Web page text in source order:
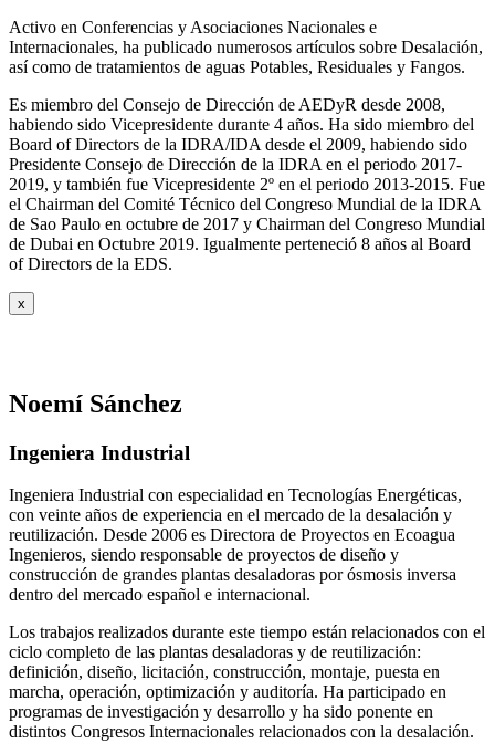
Activo en Conferencias y Asociaciones Nacionales e
Internacionales, ha publicado numerosos artículos sobre Desalación,
así como de tratamientos de aguas Potables, Residuales y Fangos.
Es miembro del Consejo de Dirección de AEDyR desde 2008,
habiendo sido Vicepresidente durante 4 años. Ha sido miembro del
Board of Directors de la IDRA/IDA desde el 2009, habiendo sido
Presidente Consejo de Dirección de la IDRA en el periodo 2017-
2019, y también fue Vicepresidente 2º en el periodo 2013-2015. Fue
el Chairman del Comité Técnico del Congreso Mundial de la IDRA
de Sao Paulo en octubre de 2017 y Chairman del Congreso Mundial
de Dubai en Octubre 2019. Igualmente perteneció 8 años al Board
of Directors de la EDS.
x
Noemí Sánchez
Ingeniera Industrial
Ingeniera Industrial con especialidad en Tecnologías Energéticas,
con veinte años de experiencia en el mercado de la desalación y
reutilización. Desde 2006 es Directora de Proyectos en Ecoagua
Ingenieros, siendo responsable de proyectos de diseño y
construcción de grandes plantas desaladoras por ósmosis inversa
dentro del mercado español e internacional.
Los trabajos realizados durante este tiempo están relacionados con el
ciclo completo de las plantas desaladoras y de reutilización:
definición, diseño, licitación, construcción, montaje, puesta en
marcha, operación, optimización y auditoría. Ha participado en
programas de investigación y desarrollo y ha sido ponente en
distintos Congresos Internacionales relacionados con la desalación.